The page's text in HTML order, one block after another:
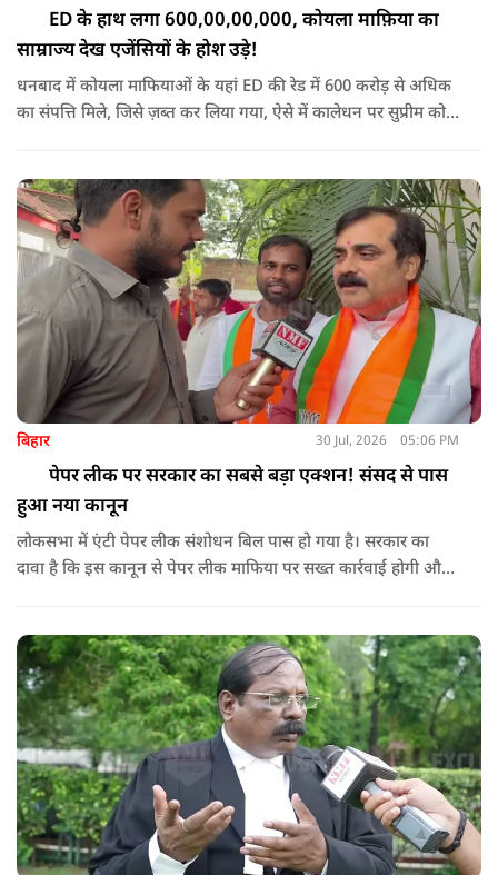
ED के हाथ लगा 600,00,00,000, कोयला माफ़िया का
साम्राज्य देख एजेंसियों के होश उड़े!
धनबाद में कोयला माफियाओं के यहां ED की रेड में 600 करोड़ से अधिक
का संपत्ति मिले, जिसे ज़ब्त कर लिया गया, ऐसे में कालेधन पर सुप्रीम कोर्ट
बिहार 30 Jul, 2026 05:06 PM
पेपर लीक पर सरकार का सबसे बड़ा एक्शन! संसद से पास
हुआ नया कानून
लोकसभा में एंटी पेपर लीक संशोधन बिल पास हो गया है। सरकार का
दावा है कि इस कानून से पेपर लीक माफिया पर सख्त कार्रवाई होगी और
लीक रुकेगा या अभी भी कई चुनौतियां बाकी हैं?